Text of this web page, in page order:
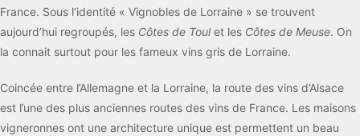
France. Sous l’identité « Vignobles de Lorraine » se trouvent
aujourd’hui regroupés, les Côtes de Toulet les Côtes de Meuse. On
la connait surtout pour les fameux vins gris de Lorraine.
Coincée entre l’Allemagne et la Lorraine, la route des vins d’Alsace
est l’une des plus anciennes routes des vins de France. Les maisons
vigneronnes ont une architecture unique est permettent un beau